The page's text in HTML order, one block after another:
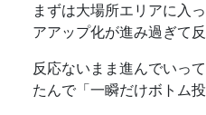
まずは大場所エリアに入
アアップ化が進み過ぎて
反応ないまま進んでいっ
たんで「一瞬だけボトム